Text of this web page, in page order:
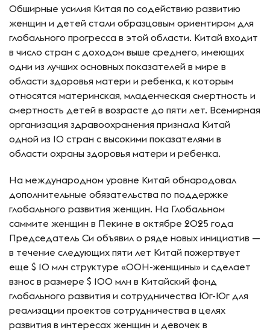
Обширные усилия Китая по содействию развитию
женщин и детей стали образцовым ориентиром для
глобального прогресса в этой области. Китай входит
в число стран с доходом выше среднего, имеющих
одни из лучших основных показателей в мире в
области здоровья матери и ребенка, к которым
относятся материнская, младенческая смертность и
смертность детей в возрасте до пяти лет. Всемирная
организация здравоохранения признала Китай
одной из 10 стран с высокими показателями в
области охраны здоровья матери и ребенка.
На международном уровне Китай обнародовал
дополнительные обязательства по поддержке
глобального развития женщин. На Глобальном
саммите женщин в Пекине в октябре 2025 года
Председатель Си объявил о ряде новых инициатив —
в течение следующих пяти лет Китай пожертвует
еще $ 10 млн структуре «ООН-женщины» и сделает
взнос в размере $ 100 млн в Китайский фонд
глобального развития и сотрудничества Юг-Юг для
реализации проектов сотрудничества в целях
развития в интересах женщин и девочек в